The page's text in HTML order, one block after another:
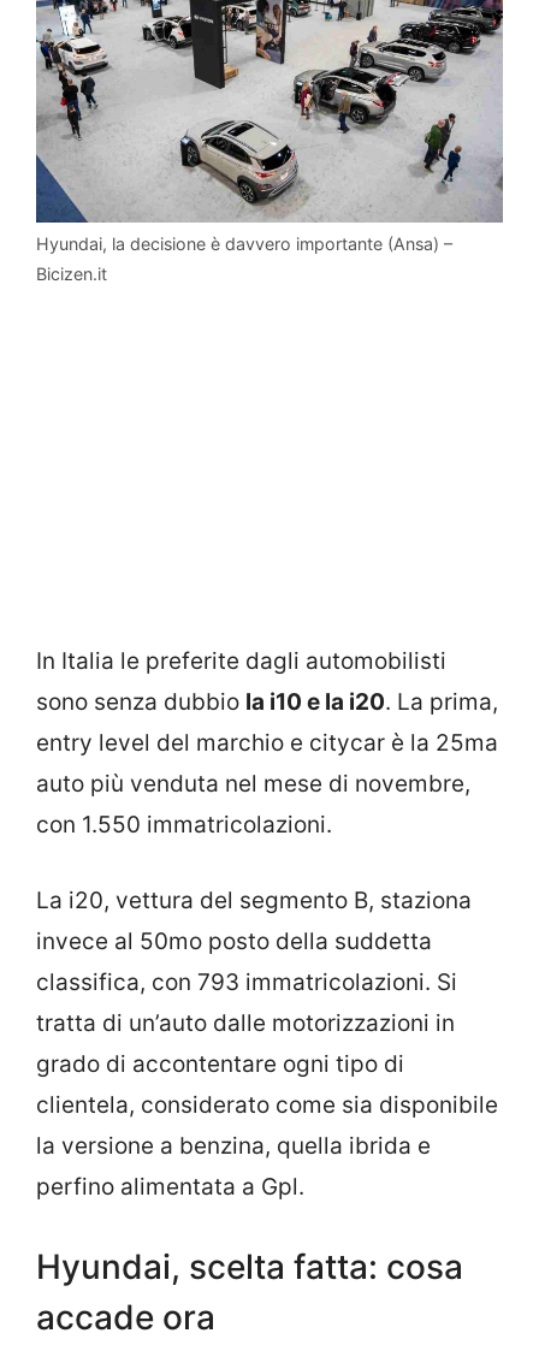
Hyundai, la decisione è davvero importante (Ansa) –
Bicizen.it
In Italia le preferite dagli automobilisti
sono senza dubbio la i10 e la i20. La prima,
entry level del marchio e citycar è la 25ma
auto più venduta nel mese di novembre,
con 1.550 immatricolazioni.
La i20, vettura del segmento B, staziona
invece al 50mo posto della suddetta
classifica, con 793 immatricolazioni. Si
tratta di un’auto dalle motorizzazioni in
grado di accontentare ogni tipo di
clientela, considerato come sia disponibile
la versione a benzina, quella ibrida e
perfino alimentata a Gpl.
Hyundai, scelta fatta: cosa
accade ora